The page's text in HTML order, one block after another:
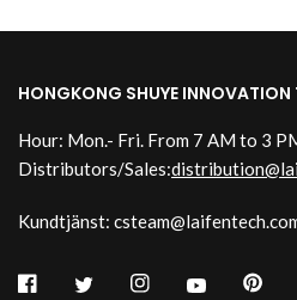
HONGKONG SHUYE
Hour: Mon.- Fri. From 7 AM to 3
Distributors/Sales:
Kundtjänst: